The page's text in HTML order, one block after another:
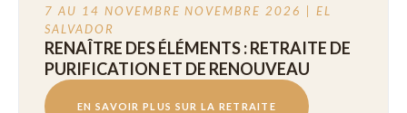
7 AU 14 NOVEMBRE NOVEMBRE 2026 | EL
SALVADOR
RENAÎTRE DES ÉLÉMENTS : RETRAITE DE
PURIFICATION ET DE RENOUVEAU
EN SAVOIR PLUS SUR LA RETRAITE